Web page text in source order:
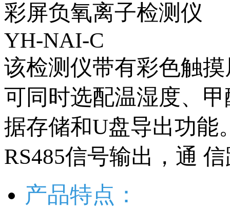
彩屏负氧离子检测仪
YH-NAI-C
该检测仪带有彩色触
可同时选配温湿度、
据存储和U盘导出功能
RS485信号输出，通
产品特点：